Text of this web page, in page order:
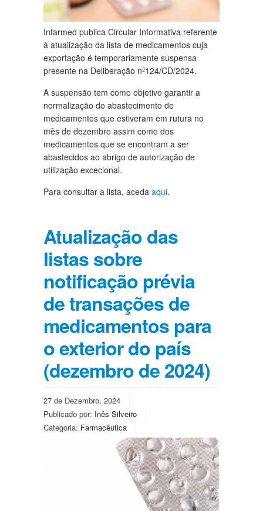
Infarmed publica Circular Informativa referente
à atualização da lista de medicamentos cuja
exportação é temporariamente suspensa
presente na Deliberação nº124/CD/2024.
A suspensão tem como objetivo garantir a
normalização do abastecimento de
medicamentos que estiveram em rutura no
mês de dezembro assim como dos
medicamentos que se encontram a ser
abastecidos ao abrigo de autorização de
utilização excecional.
Para consultar a lista, aceda aqui.
Atualização das
listas sobre
notificação prévia
de transações de
medicamentos para
o exterior do país
(dezembro de 2024)
27 de Dezembro, 2024
Publicado por: Inês Silveiro
Categoria: Farmacêutica